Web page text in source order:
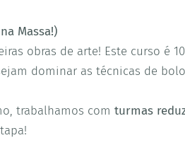
Massa!)
obras de arte! Este curso é
dominar as técnicas de
trabalhamos com turmas